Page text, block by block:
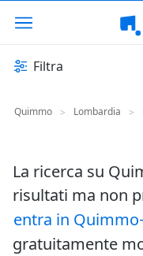
Filtra
Quimmo > Lombardia >
La ricerca su
risultati ma non
entra in
gratuitamente